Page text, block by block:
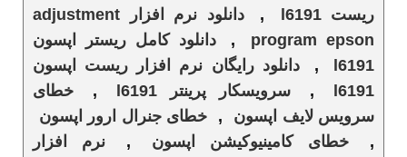
ریست l6191
,
دانلود نرم افزار adjustment
program epson
,
دانلود کامل ریستر اپسون
l6191
,
دانلود رایگان نرم افزار ریست اپسون
l6191
, سرویسکار پرینتر l6191 ,
خطای
سرویس لایف اپسون
,
خطای جنرال ارور اپسون
,
خطای کامینیوکیشن اپسون ,
نرم افزار